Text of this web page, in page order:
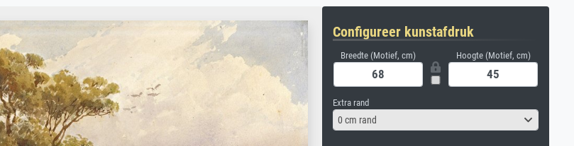
Configureer kunstafdruk
Breedte (Motief, cm) Hoogte (Motief, cm)
Extra rand
0 cm rand